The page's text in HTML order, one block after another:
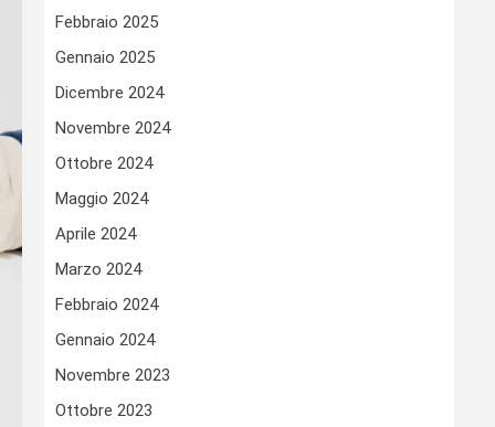
Febbraio 2025
Gennaio 2025
Dicembre 2024
Novembre 2024
Ottobre 2024
Maggio 2024
Aprile 2024
Marzo 2024
Febbraio 2024
Gennaio 2024
Novembre 2023
Ottobre 2023